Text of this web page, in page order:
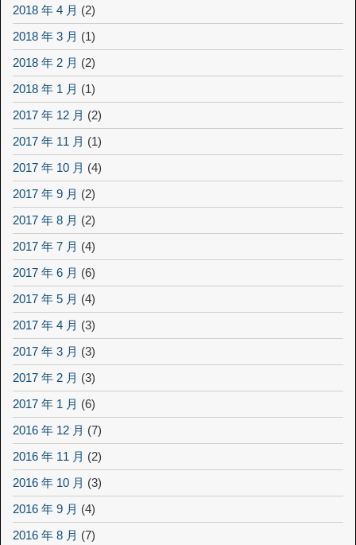
2018 年 4 月 (2)
2018 年 3 月 (1)
2018 年 2 月 (2)
2018 年 1 月 (1)
2017 年 12 月 (2)
2017 年 11 月 (1)
2017 年 10 月 (4)
2017 年 9 月 (2)
2017 年 8 月 (2)
2017 年 7 月 (4)
2017 年 6 月 (6)
2017 年 5 月 (4)
2017 年 4 月 (3)
2017 年 3 月 (3)
2017 年 2 月 (3)
2017 年 1 月 (6)
2016 年 12 月 (7)
2016 年 11 月 (2)
2016 年 10 月 (3)
2016 年 9 月 (4)
2016 年 8 月 (7)